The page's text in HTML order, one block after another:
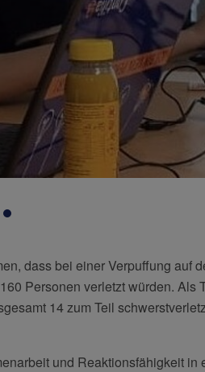
dass bei einer Verpuffung auf
Personen verletzt würden. Als
14 zum Teil
und Reaktionsfähigkeit in